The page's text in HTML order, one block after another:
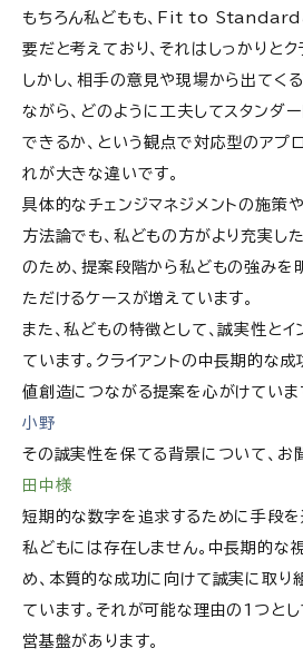
もちろん私どもも、Fit to Standard
要だと考えており、それはしっかりとク
しかし、相手の意見や現場から出てく
ながら、どのように工夫してスタンダ
できるか、という観点で対応型のアプ
れが大きな違いです。
具体的なチェンジマネジメントの施策
方法論でも、私どもの方がより充実し
のため、提案段階から私どもの強みを
ただけるケースが増えています。
また、私どもの特徴として、誠実性と
ています。クライアントの中長期的な
値創造につながる提案を心がけていま
小野
その誠実性を保てる背景について、お
田中様
短期的な数字を追求するために手段を
私どもには存在しません。中長期的な
め、本質的な成功に向けて誠実に取り
ています。それが可能な理由の1つとし
営基盤があります。